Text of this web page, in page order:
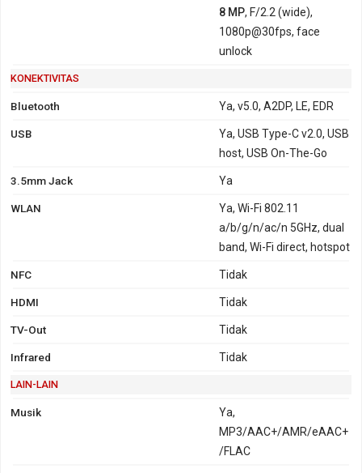
8 MP, F/2.2 (wide),
1080p@30fps, face
unlock
KONEKTIVITAS
Bluetooth Ya, v5.0, A2DP, LE, EDR
USB
Ya, USB Type-C v2.0, USB
host, USB On-The-Go
3.5mm Jack Ya
WLAN
Ya, Wi-Fi 802.11
a/b/g/n/ac/n 5GHz, dual
band, Wi-Fi direct, hotspot
NFC Tidak
HDMI Tidak
TV-Out Tidak
Infrared Tidak
LAIN-LAIN
Musik
Ya,
MP3/AAC+/AMR/eAAC+
/FLAC